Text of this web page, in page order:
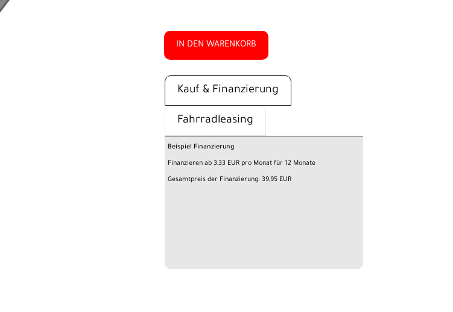
IN DEN WARENKORB
Kauf & Finanzierung
Fahrradleasing
Beispiel Finanzierung
Finanzieren ab 3,33 EUR pro Monat für 12 Monate
Gesamtpreis der Finanzierung: 39,95 EUR